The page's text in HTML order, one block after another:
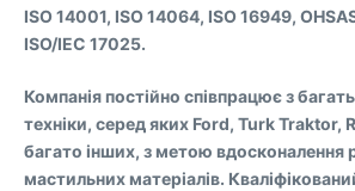
ISO 14001, ISO 14064, ISO 16949,
ISO/IEC 17025.
Компанія постійно співпрацює з
техніки, серед яких Ford, Turk Traktor,
багато інших, з метою вдосконалення
мастильних матеріалів.